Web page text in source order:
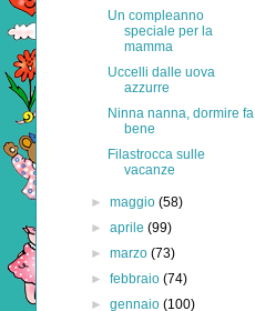
Un compleanno
speciale per la
mamma
Uccelli dalle uova
azzurre
Ninna nanna, dormire fa
bene
Filastrocca sulle
vacanze
►maggio(58)
►aprile(99)
►marzo(73)
►febbraio(74)
►gennaio(100)